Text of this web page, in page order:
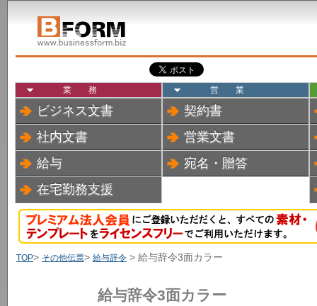
業務
ビジネス文書
社内文書
給与
在宅勤務支援
営業
契約書
営業文書
宛名・贈答
TOP> その他伝票> 給与辞令 > 給与辞令3面カラ
給与辞令3面カ